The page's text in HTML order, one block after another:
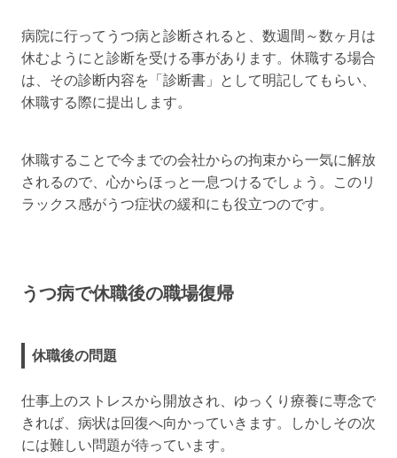
病院に行ってうつ病と診断されると、数週間～数ヶ月は
休むようにと診断を受ける事があります。休職する場合
は、その診断内容を「診断書」として明記してもらい、
休職する際に提出します。
休職することで今までの会社からの拘束から一気に解放
されるので、心からほっと一息つけるでしょう。このリ
ラックス感がうつ症状の緩和にも役立つのです。
うつ病で休職後の職場復帰
休職後の問題
仕事上のストレスから開放され、ゆっくり療養に専念で
きれば、病状は回復へ向かっていきます。しかしその次
には難しい問題が待っています。